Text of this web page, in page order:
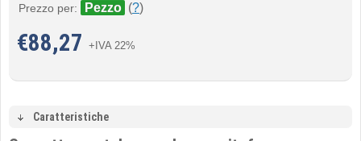
Prezzo per: Pezzo (?)
€88,27 +IVA 22%
Caratteristiche